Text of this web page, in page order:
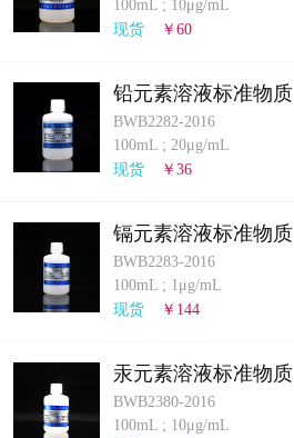
100mL ; 10μg/mL
现货
￥60
铅元素溶液标准物质
BWB2282-2016
100mL ; 20μg/mL
现货
￥36
镉元素溶液标准物质
BWB2283-2016
100mL ; 1μg/mL
现货
￥144
汞元素溶液标准物质
BWB2380-2016
100mL ; 10μg/mL
计量课堂
知识交流
公司主页
购物车
会员中心
联系我们
返回主页